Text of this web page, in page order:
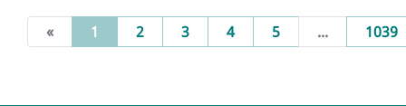
« 1 (current)
2 3 4 5 ... 1039